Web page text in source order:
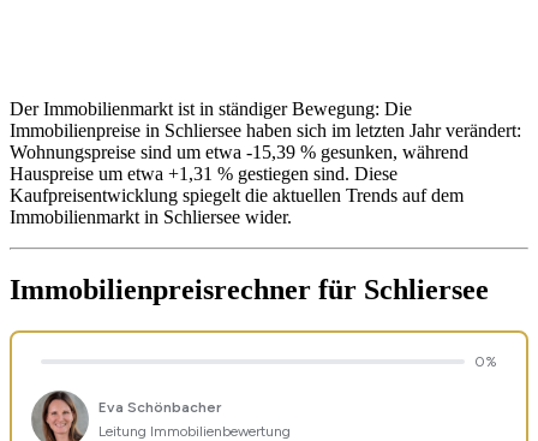
Der Immobilienmarkt ist in ständiger Bewegung: Die
Immobilienpreise in Schliersee haben sich im letzten Jahr verändert:
Wohnungspreise sind um etwa -15,39 % gesunken, während
Hauspreise um etwa +1,31 % gestiegen sind. Diese
Kaufpreisentwicklung spiegelt die aktuellen Trends auf dem
Immobilienmarkt in Schliersee wider.
Immobilienpreisrechner für Schliersee